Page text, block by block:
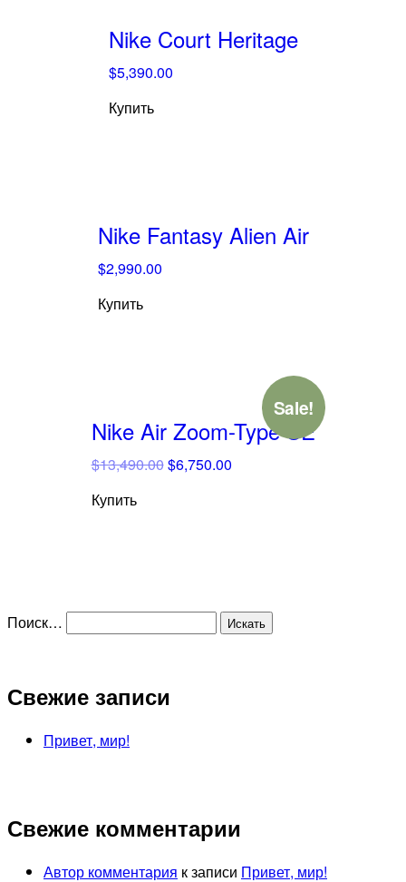
Nike Court Heritage
$5,390.00
Купить
Nike Fantasy Alien Air
$2,990.00
Купить
Sale!
Nike Air Zoom-Type SE
$13,490.00$6,750.00
Купить
Поиск…
Свежие записи
Привет, мир!
Свежие комментарии
Автор комментария к записи Привет, мир!